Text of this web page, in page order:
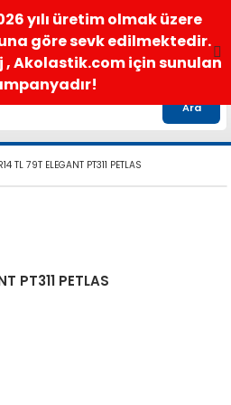
63 85
Ara
TL 79T ELEGANT PT311 PETLAS
PT311 PETLAS
yılı üretim olmak üzere
göre sevk edilmektedir.
için sunulan